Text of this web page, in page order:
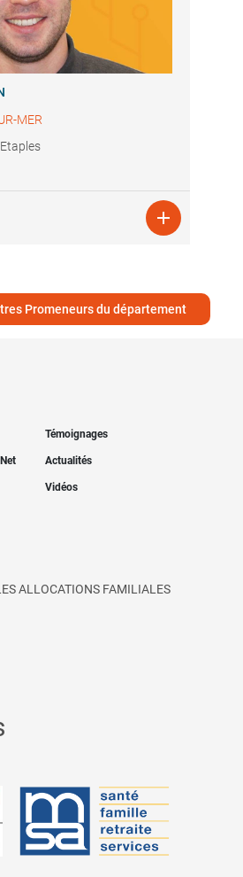
MER

Promeneurs du département
Témoignages
Actualités
Vidéos
ALLOCATIONS FAMILIALES